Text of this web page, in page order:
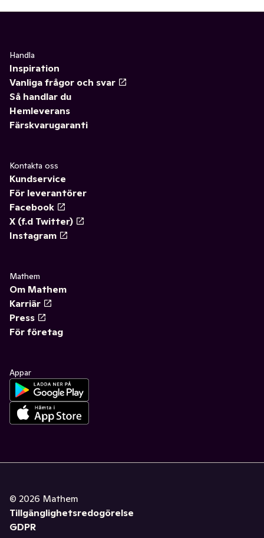
Handla
Inspiration
Vanliga frågor och svar
Så handlar du
Hemleverans
Färskvarugaranti
Kontakta oss
Kundservice
För leverantörer
Facebook
X (f.d Twitter)
Instagram
Mathem
Om Mathem
Karriär
Press
För företag
Appar
© 2026 Mathem
Tillgänglighetsredogörelse
GDPR